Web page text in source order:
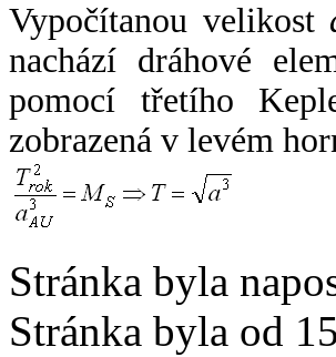
Vypočítanou velikost
nachází dráhové
pomocí třetího
zobrazená v levém
Stránka byla
Stránka byla od